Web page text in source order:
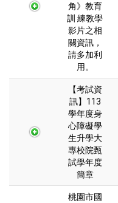
角》教育
訓 練教學
影片之相
關資訊，
請多加利
用。
【考試資
訊】113
學年度身
心障礙學
生升學大
專校院甄
試學年度
簡章
桃園市國